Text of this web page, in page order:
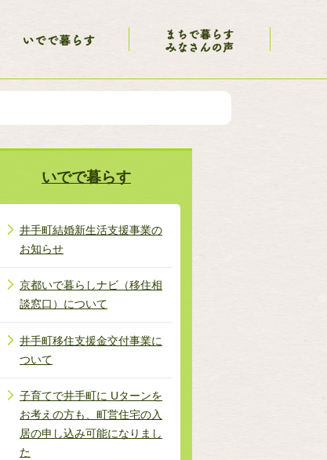
いでで暮らす
井手町結婚新生活支援事業の
お知らせ
京都いで暮らしナビ（移住相
談窓口）について
井手町移住支援金交付事業に
ついて
子育てで井手町に Uターンを
お考えの方も、町営住宅の入
居の申し込み可能になりまし
た